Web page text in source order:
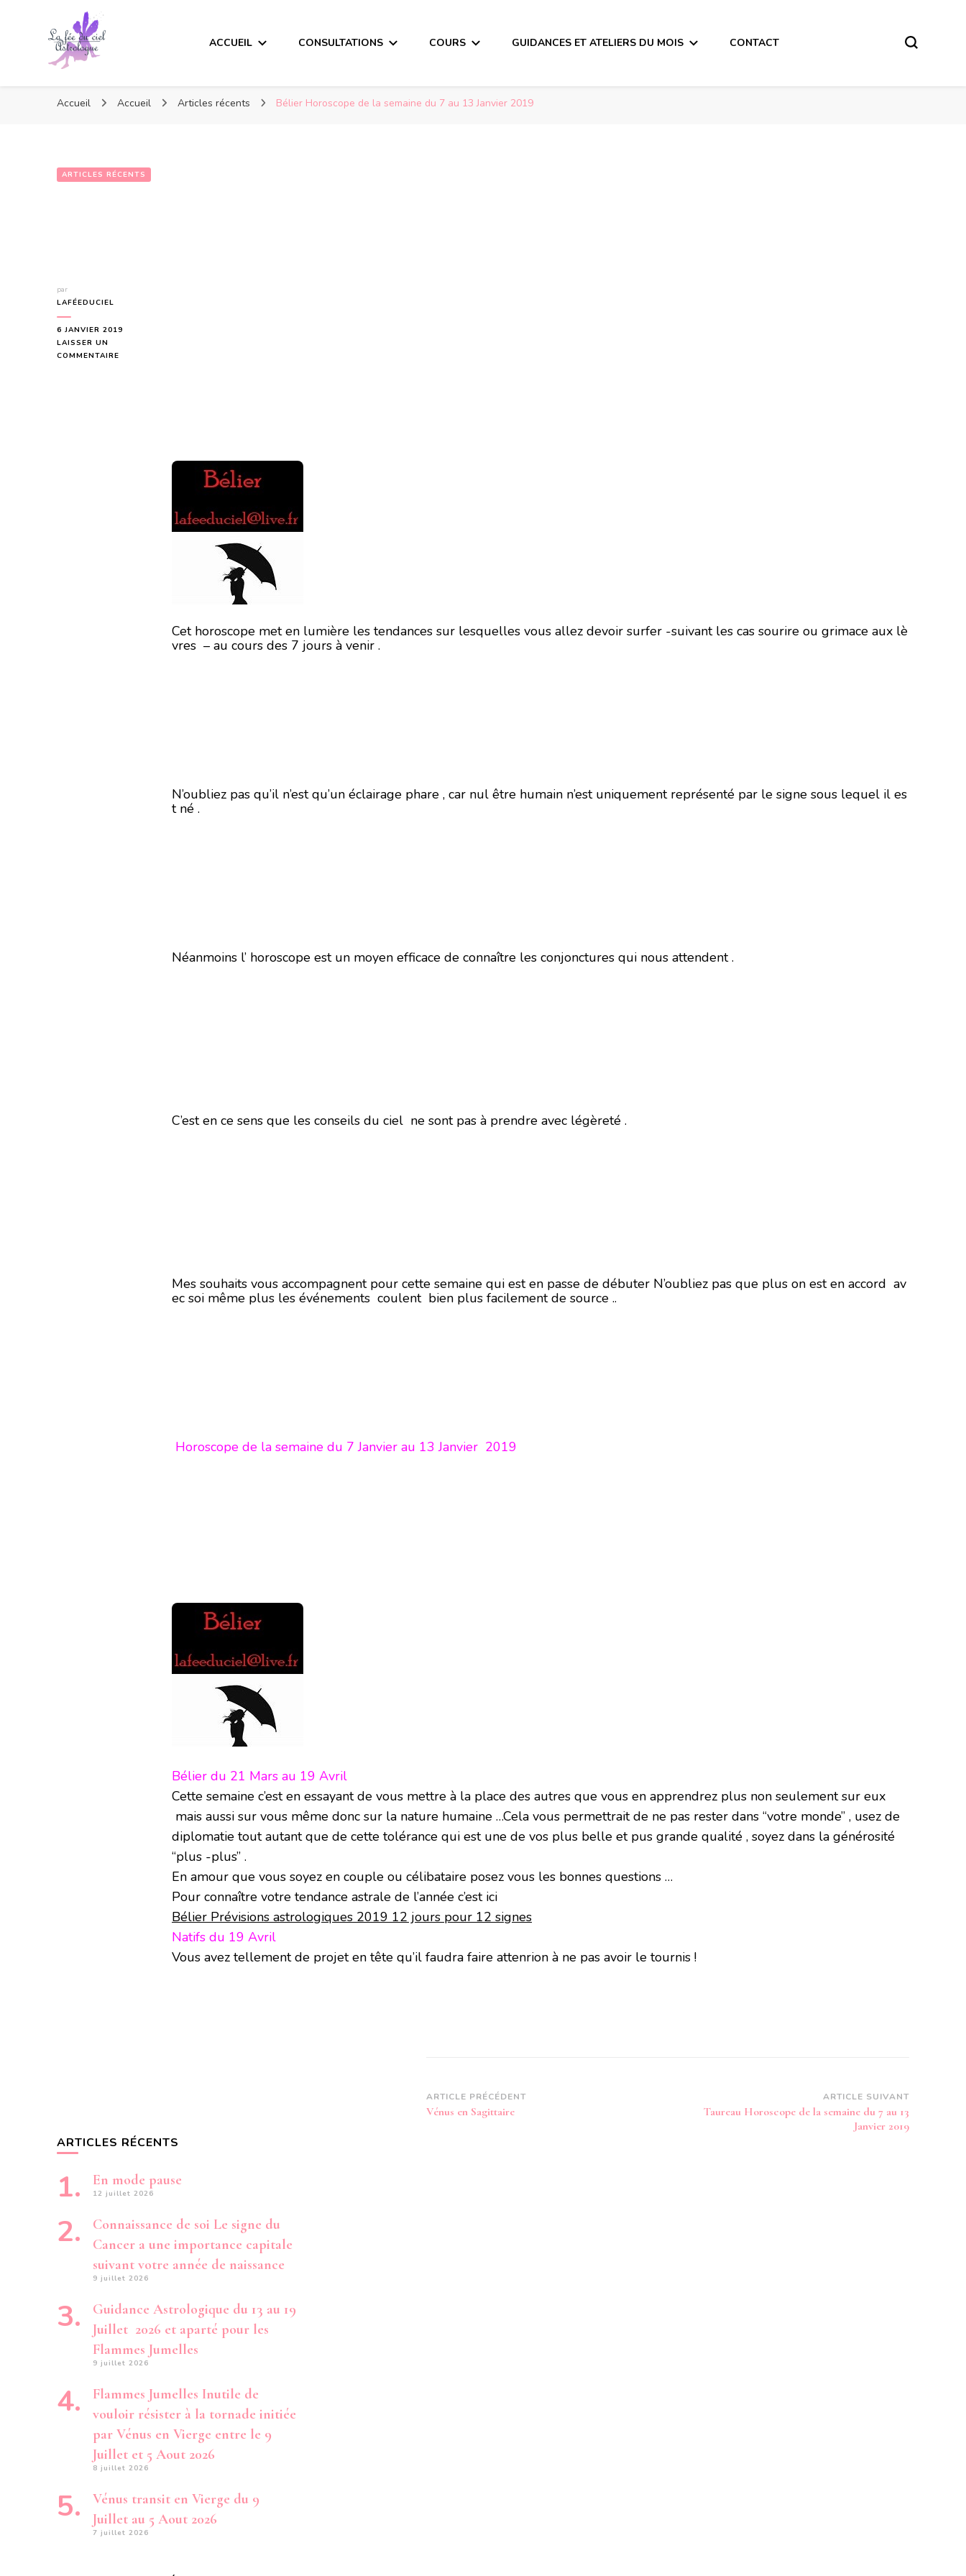
ACCUEIL CONSULTATIONS COURS GUIDANCES ET ATELIERS DU MOIS CONTACT
Accueil Accueil Articles récents Bélier Horoscope de la semaine du 7 au 13 Janvier 2019
ARTICLES RÉCENTS
par
LAFÉEDUCIEL
6 JANVIER 2019
LAISSER UN
COMMENTAIRE
Cet horoscope met en lumière les tendances sur lesquelles vous allez devoir surfer -suivant les cas sourire ou grimace aux lè
vres – au cours des 7 jours à venir .
N’oubliez pas qu’il n’est qu’un éclairage phare , car nul être humain n’est uniquement représenté par le signe sous lequel il es
t né .
Néanmoins l’ horoscope est un moyen efficace de connaître les conjonctures qui nous attendent .
C’est en ce sens que les conseils du ciel ne sont pas à prendre avec légèreté .
Mes souhaits vous accompagnent pour cette semaine qui est en passe de débuter N’oubliez pas que plus on est en accord av
ec soi même plus les événements coulent bien plus facilement de source ..
Horoscope de la semaine du 7 Janvier au 13 Janvier 2019
Bélier du 21 Mars au 19 Avril
Cette semaine c’est en essayant de vous mettre à la place des autres que vous en apprendrez plus non seulement sur eux
mais aussi sur vous même donc sur la nature humaine …Cela vous permettrait de ne pas rester dans “votre monde” , usez de
diplomatie tout autant que de cette tolérance qui est une de vos plus belle et pus grande qualité , soyez dans la générosité
“plus -plus” .
En amour que vous soyez en couple ou célibataire posez vous les bonnes questions …
Pour connaître votre tendance astrale de l’année c’est ici
Bélier Prévisions astrologiques 2019 12 jours pour 12 signes
Natifs du 19 Avril
Vous avez tellement de projet en tête qu’il faudra faire attenrion à ne pas avoir le tournis !
Navigation
d’article
ARTICLE PRÉCÉDENT
Vénus en Sagittaire
ARTICLE SUIVANT
Taureau Horoscope de la semaine du 7 au 13
Janvier 2019
ARTICLES RÉCENTS
En mode pause
12 juillet 2026
Connaissance de soi Le signe du
Cancer a une importance capitale
suivant votre année de naissance
9 juillet 2026
Guidance Astrologique du 13 au 19
Juillet 2026 et aparté pour les
Flammes Jumelles
9 juillet 2026
Flammes Jumelles Inutile de
vouloir résister à la tornade initiée
par Vénus en Vierge entre le 9
Juillet et 5 Aout 2026
8 juillet 2026
Vénus transit en Vierge du 9
Juillet au 5 Aout 2026
7 juillet 2026